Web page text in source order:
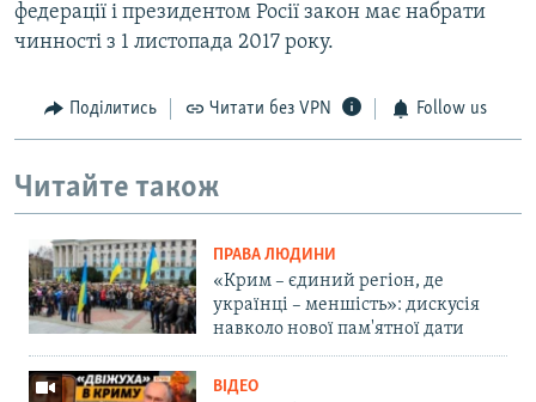
федерації і президентом Росії закон має набрати
чинності з 1 листопада 2017 року.
Поділитись Читати без VPN Follow us
Читайте також
ПРАВА ЛЮДИНИ
«Крим – єдиний регіон, де
українці – меншість»: дискусія
навколо нової пам'ятної дати
ВІДЕО